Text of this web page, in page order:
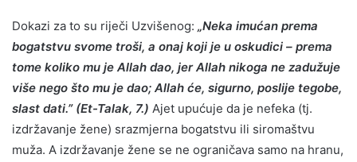
Dokazi za to su riječi Uzvišenog: „Neka imućan prema
bogatstvu svome troši, a onaj koji je u oskudici – prema
tome koliko mu je Allah dao, jer Allah nikoga ne zadužuje
više nego što mu je dao; Allah će, sigurno, poslije tegobe,
slast dati.” (Et-Talak, 7.) Ajet upućuje da je nefeka (tj.
izdržavanje žene) srazmjerna bogatstvu ili siromaštvu
muža. A izdržavanje žene se ne ograničava samo na hranu,